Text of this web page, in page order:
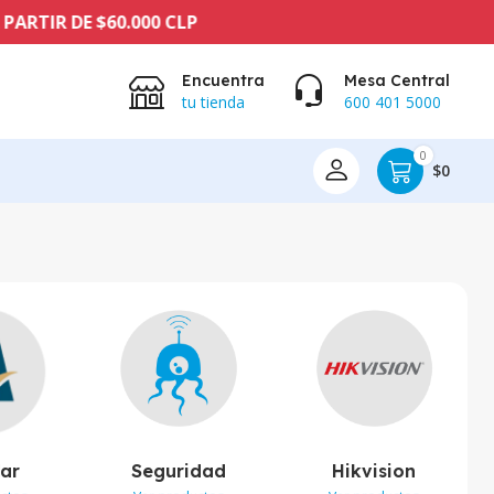
$60.000 CLP
Encuentra
tu tienda
Mesa Central
600 401 5000
0
$0
Seguridad Hikvision